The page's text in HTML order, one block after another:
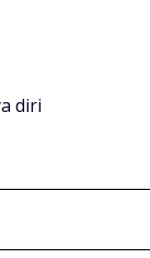
diri